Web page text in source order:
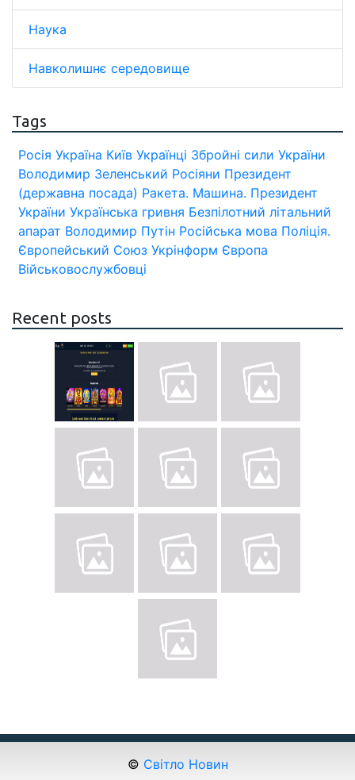
Наука
Навколишнє середовище
Tags
Росія Україна Київ Українці Збройні сили України
Володимир Зеленський Росіяни Президент
(державна посада) Ракета. Машина. Президент
України Українська гривня Безпілотний літальний
апарат Володимир Путін Російська мова Поліція.
Європейський Союз Укрінформ Європа
Військовослужбовці
Recent posts
© Світло Новин